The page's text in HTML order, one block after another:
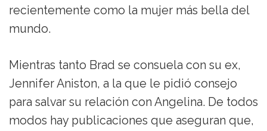
recientemente como la mujer más bella del
mundo.
Mientras tanto Brad se consuela con su ex,
Jennifer Aniston, a la que le pidió consejo
para salvar su relación con Angelina. De todos
modos hay publicaciones que aseguran que,